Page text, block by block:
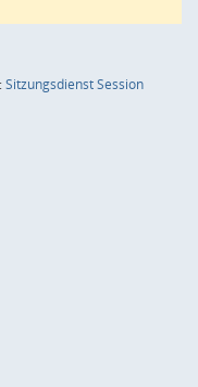
SitzungsdienstSession(Wird in